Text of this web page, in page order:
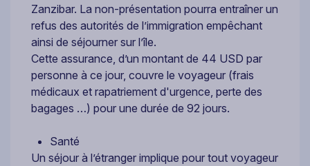
Zanzibar. La non-présentation pourra entraîner un
refus des autorités de l’immigration empêchant
ainsi de séjourner sur l’île.
Cette assurance, d’un montant de 44 USD par
personne à ce jour, couvre le voyageur (frais
médicaux et rapatriement d'urgence, perte des
bagages …) pour une durée de 92 jours.
Santé
Un séjour à l’étranger implique pour tout voyageur